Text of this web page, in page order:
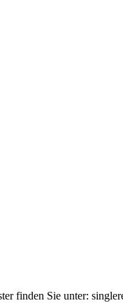
finden Sie unter: